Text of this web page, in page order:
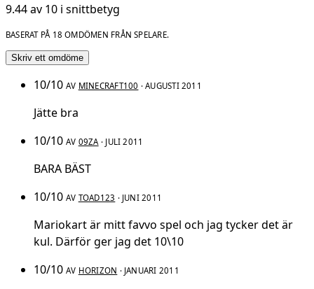
9.44 av 10 i snittbetyg
BASERAT PÅ 18 OMDÖMEN FRÅN SPELARE.
Skriv ett omdöme
10/10 AV MINECRAFT100 · AUGUSTI 2011
Jätte bra
10/10 AV 09ZA· JULI 2011
BARA BÄST
10/10 AV TOAD123 · JUNI 2011
Mariokart är mitt favvo spel och jag tycker det är
kul. Därför ger jag det 10\10
10/10 AV HORIZON · JANUARI 2011